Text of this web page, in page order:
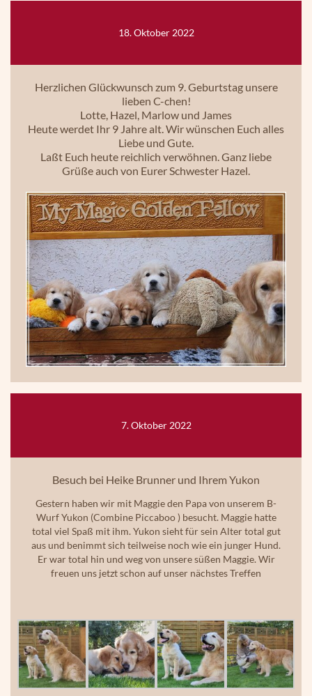
18. Oktober 2022
Herzlichen Glückwunsch zum 9. Geburtstag unsere
lieben C-chen!
Lotte, Hazel, Marlow und James
Heute werdet Ihr 9 Jahre alt. Wir wünschen Euch alles
Liebe und Gute.
Laßt Euch heute reichlich verwöhnen. Ganz liebe
Grüße auch von Eurer Schwester Hazel.
7. Oktober 2022
Besuch bei Heike Brunner und Ihrem Yukon
Gestern haben wir mit Maggie den Papa von unserem B-
Wurf Yukon (Combine Piccaboo ) besucht. Maggie hatte
total viel Spaß mit ihm. Yukon sieht für sein Alter total gut
aus und benimmt sich teilweise noch wie ein junger Hund.
Er war total hin und weg von unsere süßen Maggie. Wir
freuen uns jetzt schon auf unser nächstes Treffen